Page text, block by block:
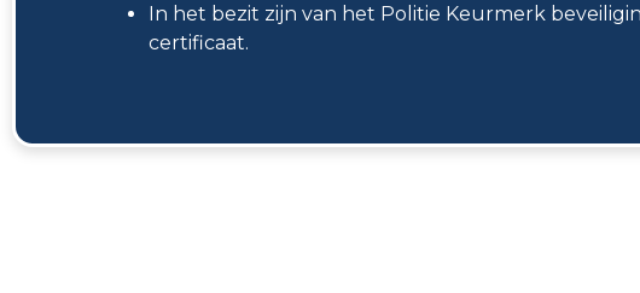
In het bezit zijn van het Politie Keurmerk
certificaat.